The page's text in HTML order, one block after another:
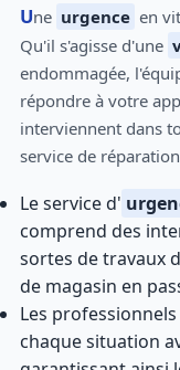
Une urgence en
Qu'il s'agisse d'une
endommagée,
répondre à votre
interviennent dans
service de
Le service d'
comprend des
sortes de travaux
de magasin en
Les
chaque situation